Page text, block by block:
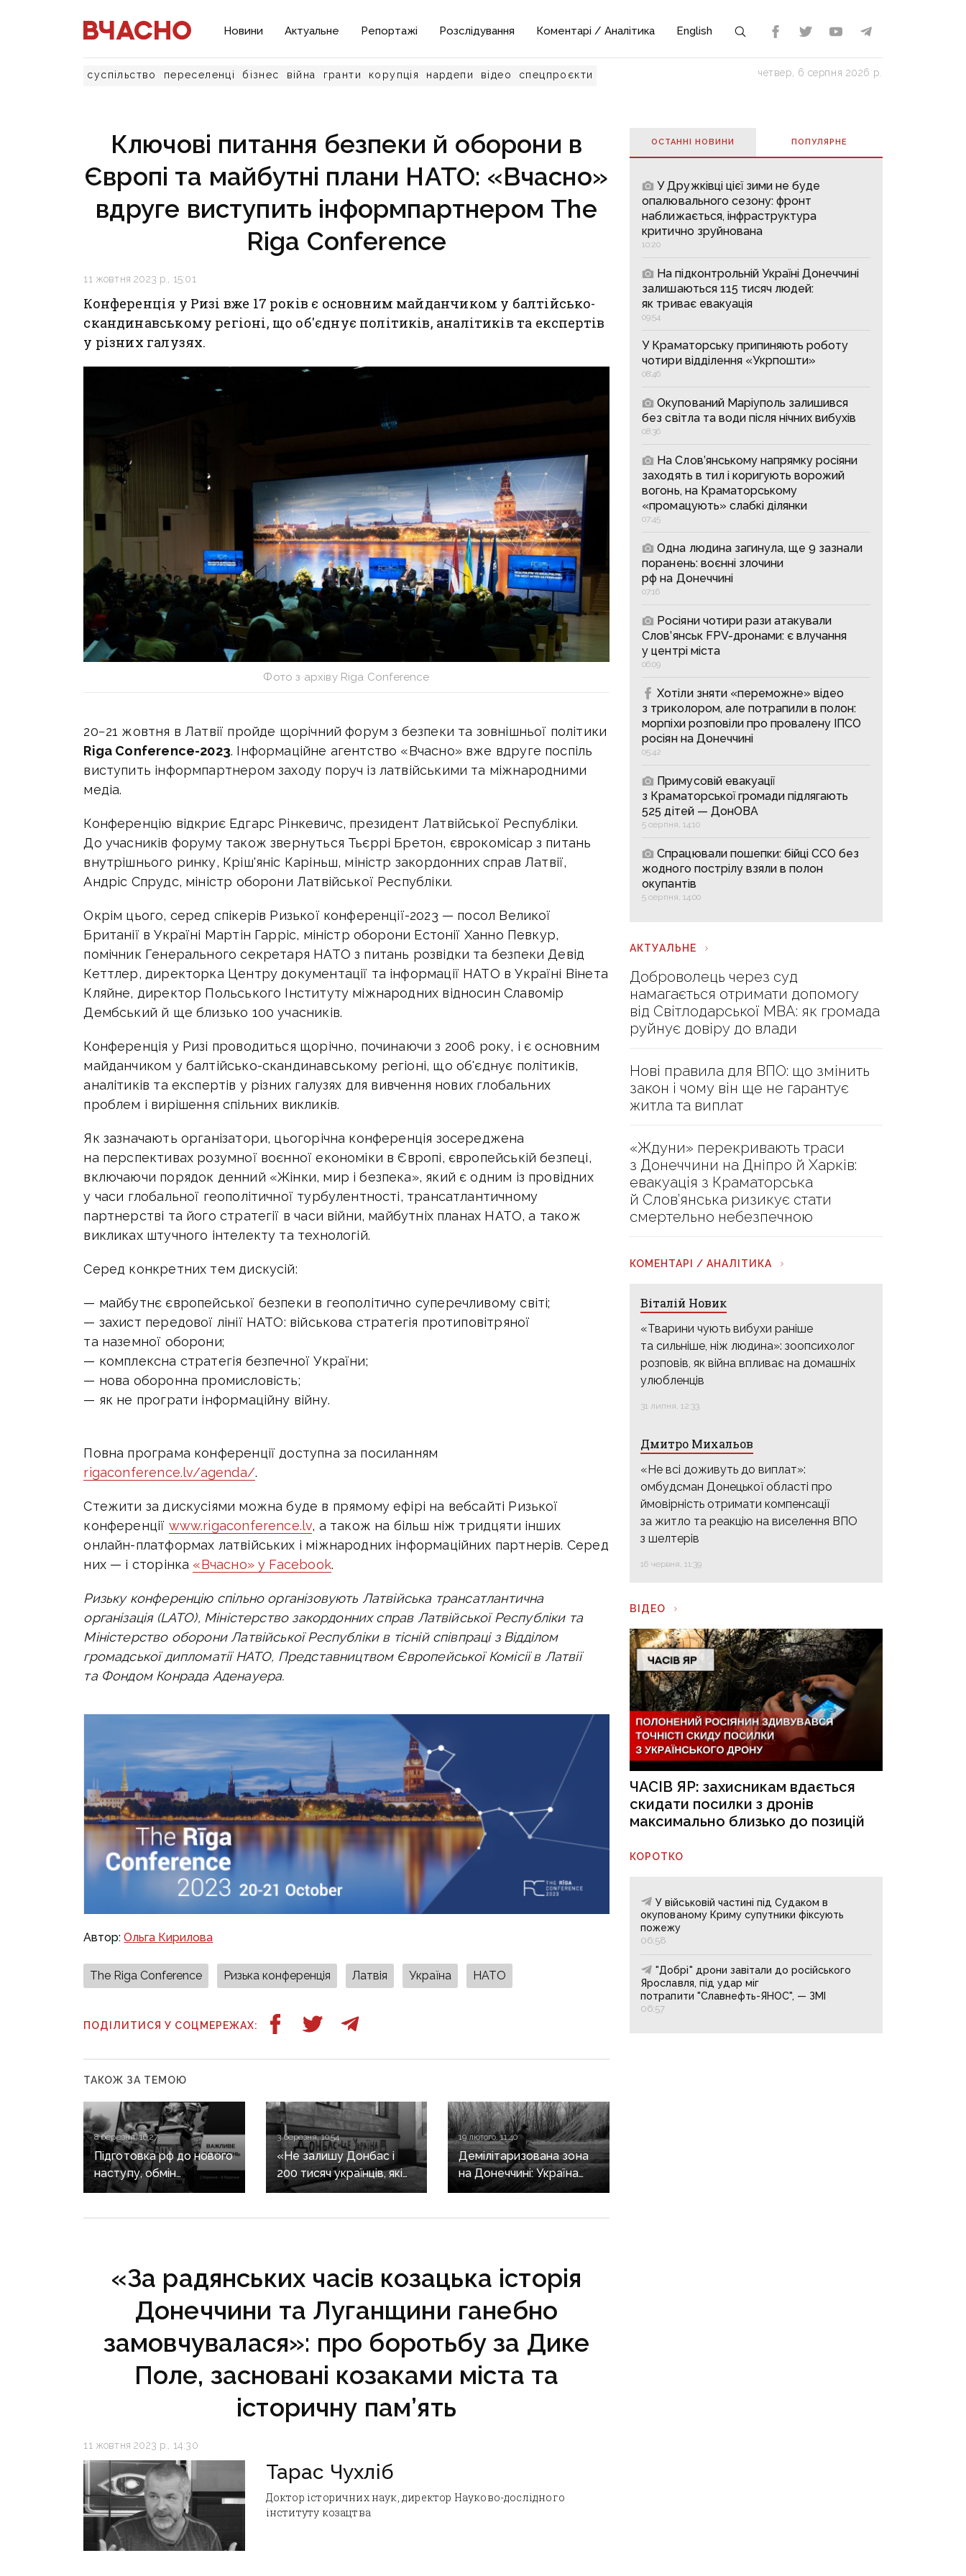
Новини Актуальне Репортажі Розслідування Коментарі / Аналітика English
суспільство переселенці бізнес війна гранти корупція нардепи відео спецпроєкти четвер, 6 серпня 2026 р.
Ключові питання безпеки й оборони в
Європі та майбутні плани НАТО: «Вчасно»
вдруге виступить інформпартнером The
Riga Conference
11 жовтня 2023 р., 15:01
Конференція у Ризі вже 17 років є основним майданчиком у балтійсько-
скандинавському регіоні, що об'єднує політиків, аналітиків та експертів
у різних галузях.
Фото з архіву Riga Conference
20−21 жовтня в Латвії пройде щорічний форум з безпеки та зовнішньої політики
Riga Conference-2023. Інформаційне агентство «Вчасно» вже вдруге поспіль
виступить інформпартнером заходу поруч із латвійськими та міжнародними
медіа.
Конференцію відкриє Едгарс Рінкевичс, президент Латвійської Республіки.
До учасників форуму також звернуться Тьєррі Бретон, єврокомісар з питань
внутрішнього ринку, Кріш'яніс Каріньш, міністр закордонних справ Латвії,
Андріс Спрудс, міністр оборони Латвійської Республіки.
Окрім цього, серед спікерів Ризької конференції-2023 — посол Великої
Британії в Україні Мартін Гарріс, міністр оборони Естонії Ханно Певкур,
помічник Генерального секретаря НАТО з питань розвідки та безпеки Девід
Кеттлер, директорка Центру документації та інформації НАТО в Україні Вінета
Кляйне, директор Польського Інституту міжнародних відносин Славомір
Дембський й ще близько 100 учасників.
Конференція у Ризі проводиться щорічно, починаючи з 2006 року, і є основним
майданчиком у балтійсько-скандинавському регіоні, що об'єднує політиків,
аналітиків та експертів у різних галузях для вивчення нових глобальних
проблем і вирішення спільних викликів.
Як зазначають організатори, цьогорічна конференція зосереджена
на перспективах розумної воєнної економіки в Європі, європейській безпеці,
включаючи порядок денний «Жінки, мир і безпека», який є одним із провідних
у часи глобальної геополітичної турбулентності, трансатлантичному
партнерстві та його стратегії в часи війни, майбутніх планах НАТО, а також
викликах штучного інтелекту та технологій.
Серед конкретних тем дискусій:
— майбутнє європейської безпеки в геополітично суперечливому світі;
— захист передової лінії НАТО: військова стратегія протиповітряної
та наземної оборони;
— комплексна стратегія безпечної України;
— нова оборонна промисловість;
— як не програти інформаційну війну.
Повна програма конференції доступна за посиланням
rigaconference.lv/agenda/.
Стежити за дискусіями можна буде в прямому ефірі на вебсайті Ризької
конференції www.rigaconference.lv, а також на більш ніж тридцяти інших
онлайн-платформах латвійських і міжнародних інформаційних партнерів. Серед
них — і сторінка «Вчасно» у Facebook.
Ризьку конференцію спільно організовують Латвійська трансатлантична
організація (LATO), Міністерство закордонних справ Латвійської Республіки та
Міністерство оборони Латвійської Республіки в тісній співпраці з Відділом
громадської дипломатії НАТО, Представництвом Європейської Комісії в Латвії
та Фондом Конрада Аденауера.
Автор:Ольга Кирилова
The Riga Conference Ризька конференція Латвія Україна НАТО
ПОДІЛИТИСЯ У СОЦМЕРЕЖАХ:
ТАКОЖ ЗА ТЕМОЮ
8 березня, 16:27
Підготовка рф до нового
наступу, обмін
полоненими та закон
3 березня, 10:54
«Не залишу Донбас і
200 тисяч українців, які
там живуть»:
19 лютого, 11:40
Демілітаризована зона
на Донеччині: Україна
та рф обговорюють
«За радянських часів козацька історія
Донеччини та Луганщини ганебно
замовчувалася»: про боротьбу за Дике
Поле, засновані козаками міста та
історичну пам’ять
11 жовтня 2023 р., 14:30
Тарас Чухліб
Доктор історичних наук, директор Науково-дослідного
інституту козацтва
ОСТАННІ НОВИНИ ПОПУЛЯРНE
У Дружківці цієї зими не буде
опалювального сезону: фронт
наближається, інфраструктура
критично зруйнована
10:20
На підконтрольній Україні Донеччині
залишаються 115 тисяч людей:
як триває евакуація
09:54
У Краматорську припиняють роботу
чотири відділення «Укрпошти»
08:46
Окупований Маріуполь залишився
без світла та води після нічних вибухів
08:36
На Слов’янському напрямку росіяни
заходять в тил і коригують ворожий
вогонь, на Краматорському
«промацують» слабкі ділянки
07:45
Одна людина загинула, ще 9 зазнали
поранень: воєнні злочини
рф на Донеччині
07:16
Росіяни чотири рази атакували
Слов’янськ FPV-дронами: є влучання
у центрі міста
06:09
Хотіли зняти «переможне» відео
з триколором, але потрапили в полон:
морпіхи розповіли про провалену ІПСО
росіян на Донеччині
05:42
Примусовій евакуації
з Краматорської громади підлягають
525 дітей — ДонОВА
5 серпня, 14:10
Спрацювали пошепки: бійці ССО без
жодного пострілу взяли в полон
окупантів
5 серпня, 14:00
АКТУАЛЬНЕ
Доброволець через суд
намагається отримати допомогу
від Світлодарської МВА: як громада
руйнує довіру до влади
Нові правила для ВПО: що змінить
закон і чому він ще не гарантує
житла та виплат
«Ждуни» перекривають траси
з Донеччини на Дніпро й Харків:
евакуація з Краматорська
й Слов’янська ризикує стати
смертельно небезпечною
КОМЕНТАРІ / АНАЛІТИКА
Віталій Новик
«Тварини чують вибухи раніше
та сильніше, ніж людина»: зоопсихолог
розповів, як війна впливає на домашніх
улюбленців
31 липня, 12:33
Дмитро Михальов
«Не всі доживуть до виплат»:
омбудсман Донецької області про
ймовірність отримати компенсації
за житло та реакцію на виселення ВПО
з шелтерів
16 червня, 11:39
ВІДЕО
ЧАСІВ ЯР: захисникам вдається
скидати посилки з дронів
максимально близько до позицій
КОРОТКО
У військовій частині під Судаком в
окупованому Криму супутники фіксують
пожежу
06:58
"Добрі" дрони завітали до російського
Ярославля, під удар міг
потрапити "Славнефть-ЯНОС", — ЗМІ
06:57